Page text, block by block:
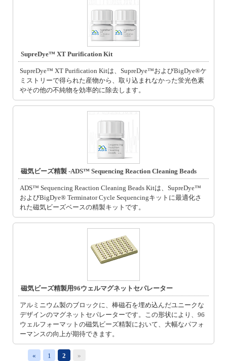
SupreDye™ XT Purification Kit
SupreDye™ XT Purification Kitは、SupreDye™およびBigDye®ケ
ミストリーで得られた産物から、取り込まれなかった蛍光色素
やその他の不純物を効率的に除去します。
磁気ビーズ精製 -ADS™ Sequencing Reaction Cleaning Beads
ADS™ Sequencing Reaction Cleaning Beads Kitは、SupreDye™
およびBigDye® Terminator Cycle Sequencingキットに最適化さ
れた磁気ビーズベースの精製キットです。
磁気ビーズ精製用96ウェルマグネットセパレーター
アルミニウム製のブロックに、棒磁石を埋め込んだユニークな
デザインのマグネットセパレーターです。この形状により、96
ウェルフォーマットの磁気ビーズ精製において、大幅なパフォ
ーマンスの向上が期待できます。
« 1 2 »